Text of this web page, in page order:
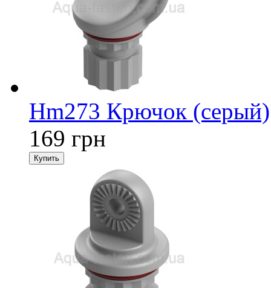
Hm273 Крючок (серый)
169 грн